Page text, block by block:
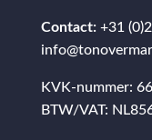
Contact: +31
KVK-nummer:
BTW/VAT: